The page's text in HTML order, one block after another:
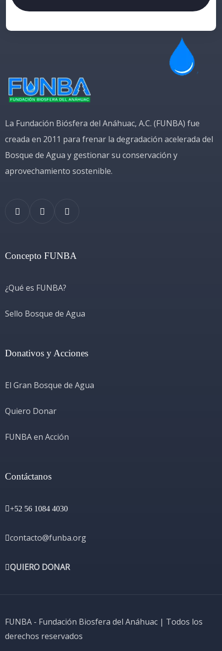
La Fundación Biósfera del Anáhuac, A.C. (FUNBA) fue
creada en 2011 para frenar la degradación acelerada del
Bosque de Agua y gestionar su conservación y
aprovechamiento sostenible.
Concepto FUNBA
¿Qué es FUNBA?
Sello Bosque de Agua
Donativos y Acciones
El Gran Bosque de Agua
Quiero Donar
FUNBA en Acción
Contáctanos
+52 56 1084 4030
contacto@funba.org
QUIERO DONAR
FUNBA - Fundación Biosfera del Anáhuac | Todos los
derechos reservados